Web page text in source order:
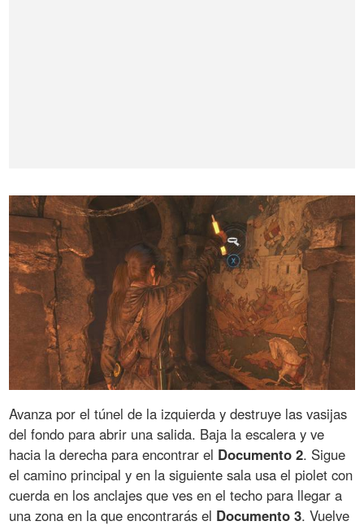
Avanza por el túnel de la izquierda y destruye las vasijas
del fondo para abrir una salida. Baja la escalera y ve
hacia la derecha para encontrar el Documento 2. Sigue
el camino principal y en la siguiente sala usa el piolet con
cuerda en los anclajes que ves en el techo para llegar a
una zona en la que encontrarás el Documento 3. Vuelve